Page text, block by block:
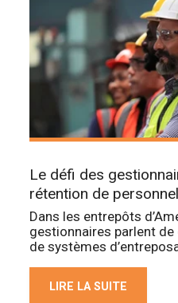
Le défi des
rétention de
Dans les entrepôts
gestionnaires parlent
de systèmes
LIRE LA SUITE